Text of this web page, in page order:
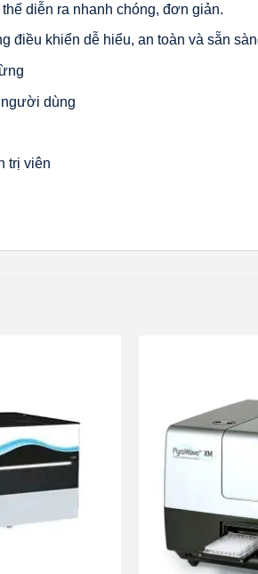
diễn ra nhanh chóng, đơn giản.
điều khiển dễ hiểu, an toàn và sẵn
dùng
trị viên